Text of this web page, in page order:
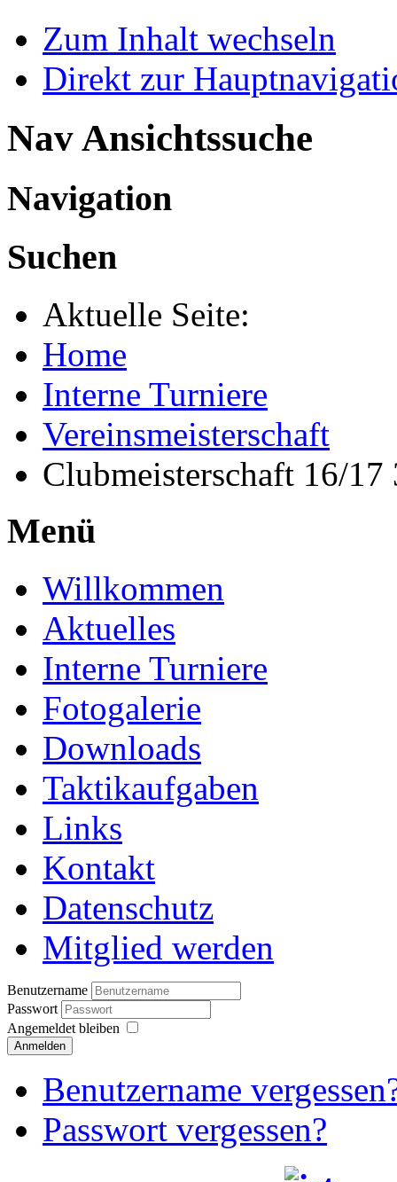
Zum Inhalt wechseln
Direkt zur
Nav Ansichtssuche
Navigation
Suchen
Aktuelle Seite:
Home
Interne Turniere
Vereinsmeisterschaft
Clubmeisterschaft 16/17
Menü
Willkommen
Aktuelles
Interne Turniere
Fotogalerie
Downloads
Taktikaufgaben
Links
Kontakt
Datenschutz
Mitglied werden
Benutzername
Passwort
Angemeldet bleiben
Anmelden
Benutzername
Passwort vergessen?